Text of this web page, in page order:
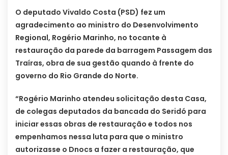
O deputado Vivaldo Costa (PSD) fez um
agradecimento ao ministro do Desenvolvimento
Regional, Rogério Marinho, no tocante à
restauração da parede da barragem Passagem das
Traíras, obra de sua gestão quando à frente do
governo do Rio Grande do Norte.
“Rogério Marinho atendeu solicitação desta Casa,
de colegas deputados da bancada do Seridó para
iniciar essas obras de restauração e todos nos
empenhamos nessa luta para que o ministro
autorizasse o Dnocs a fazer a restauração, que